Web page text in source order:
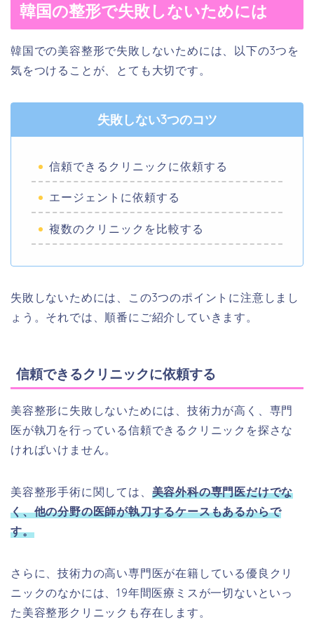
韓国の整形で失敗しないためには
韓国での美容整形で失敗しないためには、以下の3つを
気をつけることが、とても大切です。
失敗しない3つのコツ
信頼できるクリニックに依頼する
エージェントに依頼する
複数のクリニックを比較する
失敗しないためには、この3つのポイントに注意しまし
ょう。それでは、順番にご紹介していきます。
信頼できるクリニックに依頼する
美容整形に失敗しないためには、技術力が高く、専門
医が執刀を行っている信頼できるクリニックを探さな
ければいけません。
美容整形手術に関しては、 美容外科の専門医だけでな
く、他の分野の医師が執刀するケースもあるからで
す。
さらに、技術力の高い専門医が在籍している優良クリ
ニックのなかには、19年間医療ミスが一切ないといっ
た美容整形クリニックも存在します。